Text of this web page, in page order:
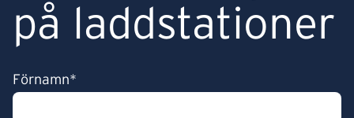
på laddstationer
Förnamn*